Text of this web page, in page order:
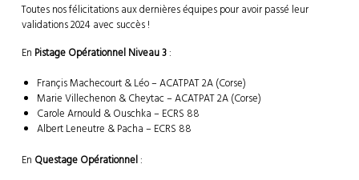
Toutes nos félicitations aux dernières équipes pour avoir passé leur
validations 2024 avec succès !
En Pistage Opérationnel Niveau 3:
Françis Machecourt & Léo – ACATPAT 2A (Corse)
Marie Villechenon & Cheytac – ACATPAT 2A (Corse)
Carole Arnould & Ouschka – ECRS 88
Albert Leneutre & Pacha – ECRS 88
En Questage Opérationnel: